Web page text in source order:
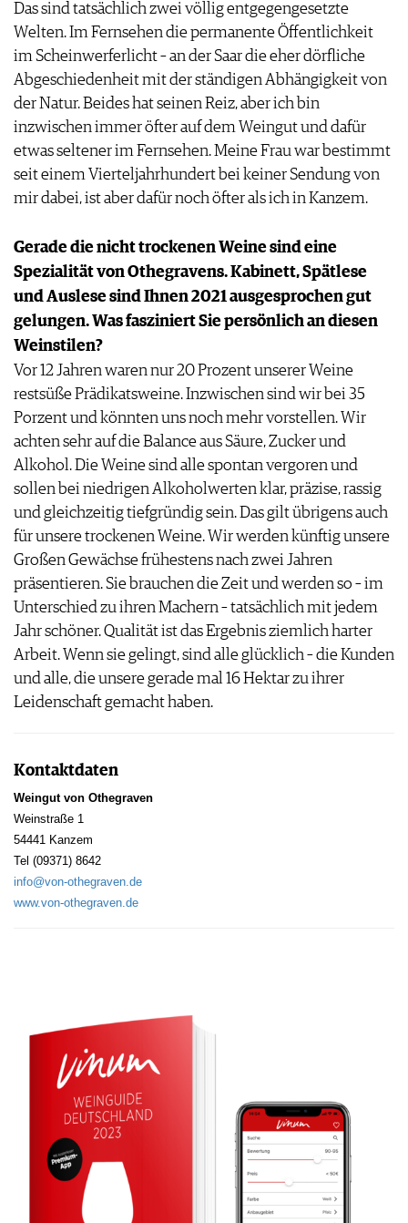
Das sind tatsächlich zwei völlig entgegengesetzte
Welten. Im Fernsehen die permanente Öffentlichkeit
im Scheinwerferlicht – an der Saar die eher dörfliche
Abgeschiedenheit mit der ständigen Abhängigkeit von
der Natur. Beides hat seinen Reiz, aber ich bin
inzwischen immer öfter auf dem Weingut und dafür
etwas seltener im Fernsehen. Meine Frau war bestimmt
seit einem Vierteljahrhundert bei keiner Sendung von
mir dabei, ist aber dafür noch öfter als ich in Kanzem.
Gerade die nicht trockenen Weine sind eine
Spezialität von Othegravens. Kabinett, Spätlese
und Auslese sind Ihnen 2021 ausgesprochen gut
gelungen. Was fasziniert Sie persönlich an diesen
Weinstilen?
Vor 12 Jahren waren nur 20 Prozent unserer Weine
restsüße Prädikatsweine. Inzwischen sind wir bei 35
Porzent und könnten uns noch mehr vorstellen. Wir
achten sehr auf die Balance aus Säure, Zucker und
Alkohol. Die Weine sind alle spontan vergoren und
sollen bei niedrigen Alkoholwerten klar, präzise, rassig
und gleichzeitig tiefgründig sein. Das gilt übrigens auch
für unsere trockenen Weine. Wir werden künftig unsere
Großen Gewächse frühestens nach zwei Jahren
präsentieren. Sie brauchen die Zeit und werden so – im
Unterschied zu ihren Machern – tatsächlich mit jedem
Jahr schöner. Qualität ist das Ergebnis ziemlich harter
Arbeit. Wenn sie gelingt, sind alle glücklich – die Kunden
und alle, die unsere gerade mal 16 Hektar zu ihrer
Leidenschaft gemacht haben.
Kontaktdaten
Weingut von Othegraven
Weinstraße 1
54441 Kanzem
Tel (09371) 8642
info@von-othegraven.de
www.von-othegraven.de